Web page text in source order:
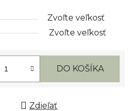
Zvoľte veľkosť
Zvoľte veľkosť
DO KOŠÍKA
Zdieľať